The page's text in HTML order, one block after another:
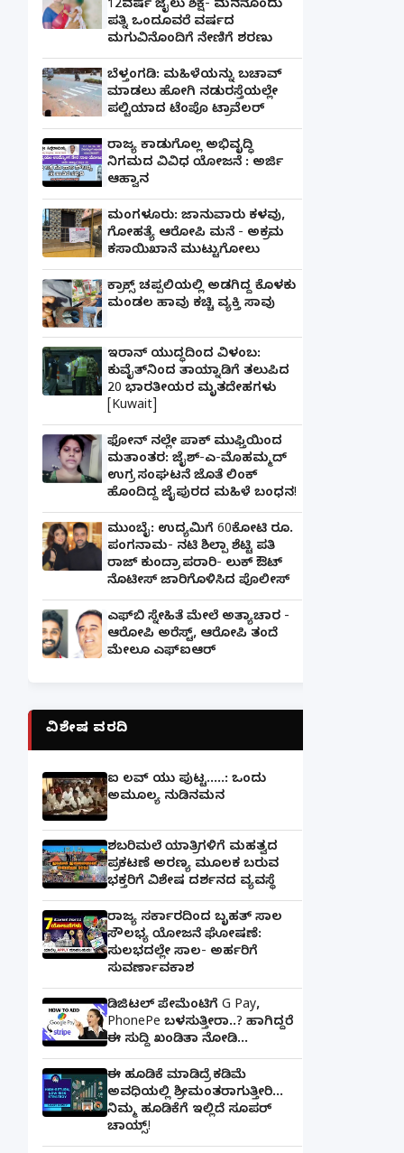
12ವರ್ಷ ಜೈಲು ಶಿಕ್ಷೆ- ಮನನೊಂದು
ಪತ್ನಿ ಒಂದೂವರೆ ವರ್ಷದ
ಮಗುವಿನೊಂದಿಗೆ ನೇಣಿಗೆ ಶರಣು
ಬೆಳ್ತಂಗಡಿ: ಮಹಿಳೆಯನ್ನು ಬಚಾವ್
ಮಾಡಲು ಹೋಗಿ ನಡುರಸ್ತೆಯಲ್ಲೇ
ಪಲ್ಟಿಯಾದ ಟೆಂಪೊ ಟ್ರಾವೆಲರ್
ರಾಜ್ಯ ಕಾಡುಗೊಲ್ಲ ಅಭಿವೃದ್ಧಿ
ನಿಗಮದ ವಿವಿಧ ಯೋಜನೆ : ಅರ್ಜಿ
ಆಹ್ವಾನ
ಮಂಗಳೂರು: ಜಾನುವಾರು ಕಳವು,
ಗೋಹತ್ಯೆ ಆರೋಪಿ ಮನೆ - ಅಕ್ರಮ
ಕಸಾಯಿಖಾನೆ ಮುಟ್ಟುಗೋಲು
ಕ್ರಾಕ್ಸ್ ಚಪ್ಪಲಿಯಲ್ಲಿ ಅಡಗಿದ್ದ ಕೊಳಕು
ಮಂಡಲ ಹಾವು ಕಚ್ಚಿ ವ್ಯಕ್ತಿ ಸಾವು
ಇರಾನ್ ಯುದ್ಧದಿಂದ ವಿಳಂಬ:
ಕುವೈತ್‌ನಿಂದ ತಾಯ್ನಾಡಿಗೆ ತಲುಪಿದ
20 ಭಾರತೀಯರ ಮೃತದೇಹಗಳು
[Kuwait]
ಫೋನ್ ನಲ್ಲೇ ಪಾಕ್ ಮುಫ್ತಿಯಿಂದ
ಮತಾಂತರ: ಜೈಶ್-ಎ-ಮೊಹಮ್ಮದ್
ಉಗ್ರ ಸಂಘಟನೆ ಜೊತೆ ಲಿಂಕ್
ಹೊಂದಿದ್ದ ಜೈಪುರದ ಮಹಿಳೆ ಬಂಧನ!
ಮುಂಬೈ: ಉದ್ಯಮಿಗೆ 60ಕೋಟಿ ರೂ.
ಪಂಗನಾಮ- ನಟಿ ಶಿಲ್ಪಾ ಶೆಟ್ಟಿ ಪತಿ
ರಾಜ್ ಕುಂದ್ರಾ ಪರಾರಿ- ಲುಕ್ ಔಟ್
ನೊಟೀಸ್ ಜಾರಿಗೊಳಿಸಿದ ಪೊಲೀಸ್
ಎಫ್‌ಬಿ ಸ್ನೇಹಿತೆ ಮೇಲೆ ಅತ್ಯಾಚಾರ -
ಆರೋಪಿ ಅರೆಸ್ಟ್, ಆರೋಪಿ ತಂದೆ
ಮೇಲೂ ಎಫ್ಐಆರ್
ವಿಶೇಷ ವರದಿ
ಐ ಲವ್ ಯು ಪುಟ್ಟ.....: ಒಂದು
ಅಮೂಲ್ಯ ನುಡಿನಮನ
ಶಬರಿಮಲೆ ಯಾತ್ರಿಗಳಿಗೆ ಮಹತ್ವದ
ಪ್ರಕಟಣೆ ಅರಣ್ಯ ಮೂಲಕ ಬರುವ
ಭಕ್ತರಿಗೆ ವಿಶೇಷ ದರ್ಶನದ ವ್ಯವಸ್ಥೆ
ರಾಜ್ಯ ಸರ್ಕಾರದಿಂದ ಬೃಹತ್ ಸಾಲ
ಸೌಲಭ್ಯ ಯೋಜನೆ ಘೋಷಣೆ:
ಸುಲಭದಲ್ಲೇ ಸಾಲ- ಅರ್ಹರಿಗೆ
ಸುವರ್ಣಾವಕಾಶ
ಡಿಜಿಟಲ್ ಪೇಮೆಂಟಿಗೆ G Pay,
PhonePe ಬಳಸುತ್ತೀರಾ..? ಹಾಗಿದ್ದರೆ
ಈ ಸುದ್ದಿ ಖಂಡಿತಾ ನೋಡಿ...
ಈ ಹೂಡಿಕೆ ಮಾಡಿದ್ರೆ ಕಡಿಮೆ
ಅವಧಿಯಲ್ಲಿ ಶ್ರೀಮಂತರಾಗುತ್ತೀರಿ...
ನಿಮ್ಮ ಹೂಡಿಕೆಗೆ ಇಲ್ಲಿದೆ ಸೂಪರ್
ಚಾಯ್ಸ್‌!